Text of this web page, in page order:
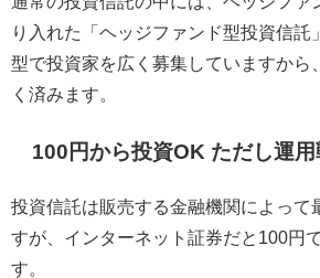
り入れた「ヘッジファンド型投資信託
型で投資家を広く募集していますから
く済みます。
100円から投資OK ただし運
投資信託は販売する金融機関によって
すが、インターネット証券だと100円
す。